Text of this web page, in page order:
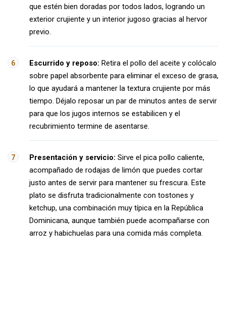
que estén bien doradas por todos lados, logrando un
exterior crujiente y un interior jugoso gracias al hervor
previo.
Escurrido y reposo: Retira el pollo del aceite y colócalo
sobre papel absorbente para eliminar el exceso de grasa,
lo que ayudará a mantener la textura crujiente por más
tiempo. Déjalo reposar un par de minutos antes de servir
para que los jugos internos se estabilicen y el
recubrimiento termine de asentarse.
Presentación y servicio: Sirve el pica pollo caliente,
acompañado de rodajas de limón que puedes cortar
justo antes de servir para mantener su frescura. Este
plato se disfruta tradicionalmente con tostones y
ketchup, una combinación muy típica en la República
Dominicana, aunque también puede acompañarse con
arroz y habichuelas para una comida más completa.